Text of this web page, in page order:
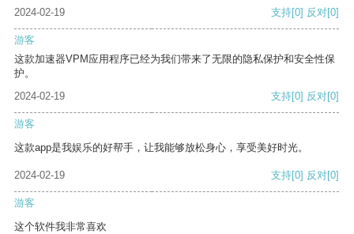
2024-02-19
支持[0] 反对[0]
游客
这款加速器VPM应用程序已经为我们带来了无限的隐私保护和安全性保
护。
2024-02-19
支持[0] 反对[0]
游客
这款app是我娱乐的好帮手，让我能够放松身心，享受美好时光。
2024-02-19 支持[0] 反对[0]
游客
这个软件我非常喜欢